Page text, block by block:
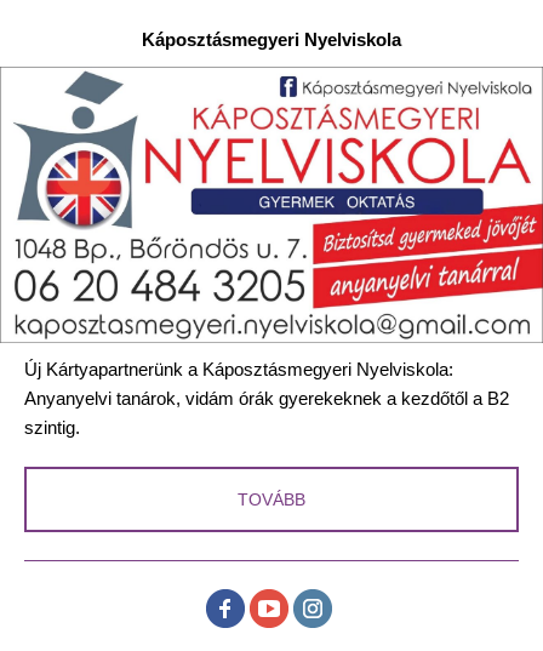
Káposztásmegyeri Nyelviskola
Új Kártyapartnerünk a Káposztásmegyeri Nyelviskola:
Anyanyelvi tanárok, vidám órák gyerekeknek a kezdőtől a B2
szintig.
TOVÁBB